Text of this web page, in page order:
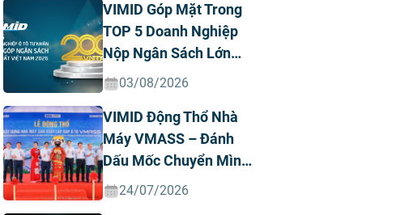
VIMID Góp Mặt Trong
TOP 5 Doanh Nghiệp
Nộp Ngân Sách Lớn
Nhất Việt Nam Năm
Nhân
03/08/2026
VIMID Động Thổ Nhà
Máy VMASS – Đánh
Dấu Mốc Chuyển Mình
Chiến Lược
24/07/2026